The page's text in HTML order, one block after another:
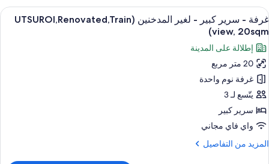
سوبيريور
-
سرير
كبير
-
لغير
المدخنين
استعراض
جميع
صور
غرفة
-
سرير
كبير
-
لغير
المدخنين
(UTSUROI,Renovated,Train
أغطية فراش متميزة وخزنة داخل الغرفة
5
غرفة - سرير كبير - لغير المدخنين (UTSUROI,Renovated,Train
view, 20sqm)
إطلالة على المدينة
20 متر مربع
غرفة نوم واحدة
يتّسع لـ 3
سرير كبير
واي فاي مجاني
المزيد من التفاصيل
المزيد